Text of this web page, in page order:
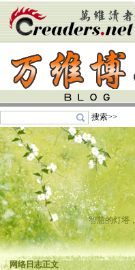
搜索>>
智慧的灯塔
网络日志正文